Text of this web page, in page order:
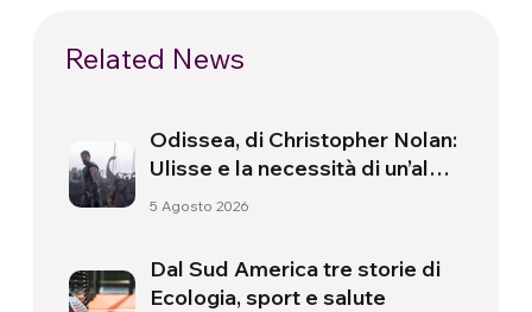
Related News
Odissea, di Christopher Nolan:
Ulisse e la necessità di un’alba
nuova
5 Agosto 2026
Dal Sud America tre storie di
Ecologia, sport e salute